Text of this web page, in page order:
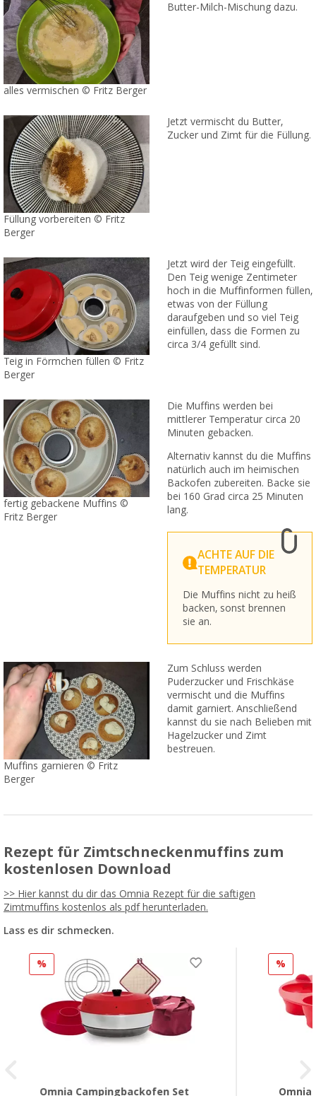
alles vermischen © Fritz Berger
Butter-Milch-Mischung dazu.
Füllung vorbereiten © Fritz
Berger
Jetzt vermischt du Butter,
Zucker und Zimt für die Füllung.
Teig in Förmchen füllen © Fritz
Berger
Jetzt wird der Teig eingefüllt.
Den Teig wenige Zentimeter
hoch in die Muffinformen füllen,
etwas von der Füllung
daraufgeben und so viel Teig
einfüllen, dass die Formen zu
circa 3/4 gefüllt sind.
fertig gebackene Muffins ©
Fritz Berger
Die Muffins werden bei
mittlerer Temperatur circa 20
Minuten gebacken.
Alternativ kannst du die Muffins
natürlich auch im heimischen
Backofen zubereiten. Backe sie
bei 160 Grad circa 25 Minuten
lang.
ACHTE AUF DIE
TEMPERATUR
Die Muffins nicht zu heiß
backen, sonst brennen
sie an.
Muffins garnieren © Fritz
Berger
Zum Schluss werden
Puderzucker und Frischkäse
vermischt und die Muffins
damit garniert. Anschließend
kannst du sie nach Belieben mit
Hagelzucker und Zimt
bestreuen.
Rezept für Zimtschneckenmuffins zum
kostenlosen Download
>> Hier kannst du dir das Omnia Rezept für die saftigen
Zimtmuffins kostenlos als pdf herunterladen.
Lass es dir schmecken.
%
Omnia Campingbackofen Set
%